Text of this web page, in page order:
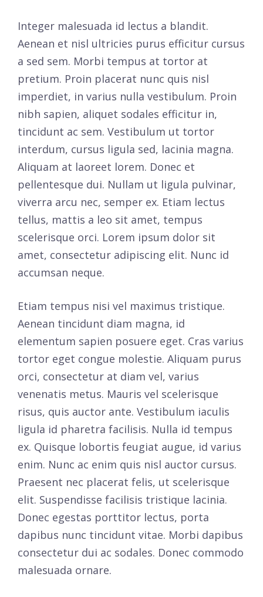
Integer malesuada id lectus a blandit.
Aenean et nisl ultricies purus efficitur cursus
a sed sem. Morbi tempus at tortor at
pretium. Proin placerat nunc quis nisl
imperdiet, in varius nulla vestibulum. Proin
nibh sapien, aliquet sodales efficitur in,
tincidunt ac sem. Vestibulum ut tortor
interdum, cursus ligula sed, lacinia magna.
Aliquam at laoreet lorem. Donec et
pellentesque dui. Nullam ut ligula pulvinar,
viverra arcu nec, semper ex. Etiam lectus
tellus, mattis a leo sit amet, tempus
scelerisque orci. Lorem ipsum dolor sit
amet, consectetur adipiscing elit. Nunc id
accumsan neque.
Etiam tempus nisi vel maximus tristique.
Aenean tincidunt diam magna, id
elementum sapien posuere eget. Cras varius
tortor eget congue molestie. Aliquam purus
orci, consectetur at diam vel, varius
venenatis metus. Mauris vel scelerisque
risus, quis auctor ante. Vestibulum iaculis
ligula id pharetra facilisis. Nulla id tempus
ex. Quisque lobortis feugiat augue, id varius
enim. Nunc ac enim quis nisl auctor cursus.
Praesent nec placerat felis, ut scelerisque
elit. Suspendisse facilisis tristique lacinia.
Donec egestas porttitor lectus, porta
dapibus nunc tincidunt vitae. Morbi dapibus
consectetur dui ac sodales. Donec commodo
malesuada ornare.